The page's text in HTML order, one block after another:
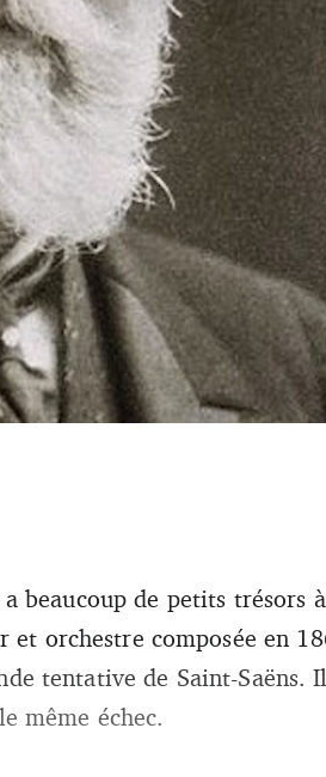
beaucoup de petits trésors à
orchestre composée en
tentative de Saint-Saëns.
même échec.